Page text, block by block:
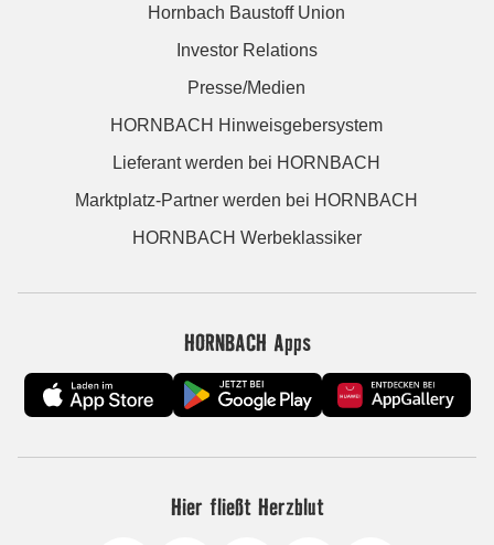
Hornbach Baustoff Union
Investor Relations
Presse/Medien
HORNBACH Hinweisgebersystem
Lieferant werden bei HORNBACH
Marktplatz-Partner werden bei HORNBACH
HORNBACH Werbeklassiker
HORNBACH Apps
Hier fließt Herzblut